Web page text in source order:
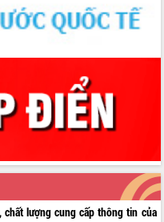
lượng cung cấp thông tin của